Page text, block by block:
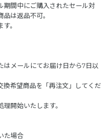
間中にご購入されたセール対
は返品不可。
。
はメールにてお届け日から7日以
換希望商品を「再注文」してくだ
開始いたします。
た場合